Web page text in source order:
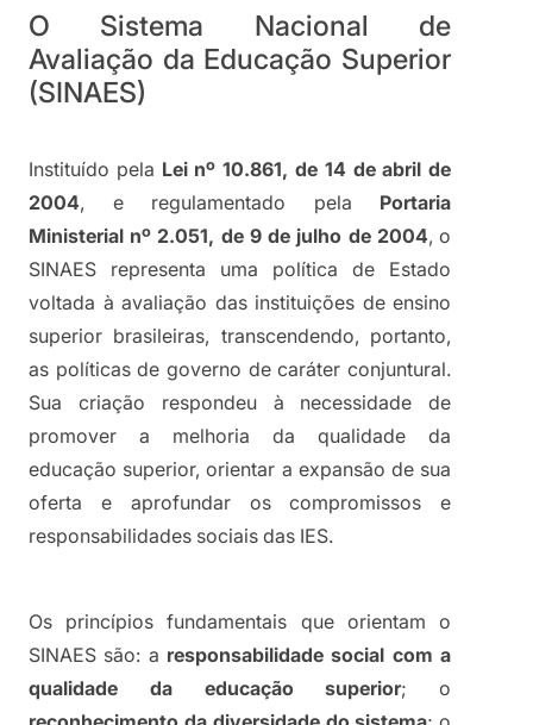
O Sistema Nacional de
Avaliação da Educação Superior
(SINAES)
Instituído pela Lei nº 10.861, de 14 de abril de
2004, e regulamentado pela Portaria
Ministerial nº 2.051, de 9 de julho de 2004, o
SINAES representa uma política de Estado
voltada à avaliação das instituições de ensino
superior brasileiras, transcendendo, portanto,
as políticas de governo de caráter conjuntural.
Sua criação respondeu à necessidade de
promover a melhoria da qualidade da
educação superior, orientar a expansão de sua
oferta e aprofundar os compromissos e
responsabilidades sociais das IES.
Os princípios fundamentais que orientam o
SINAES são: a responsabilidade social com a
qualidade da educação superior